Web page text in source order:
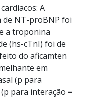
A
de NT-proBNP foi
a troponina
(hs-cTnI) foi de
do aficamten
em
(p para
para interação =